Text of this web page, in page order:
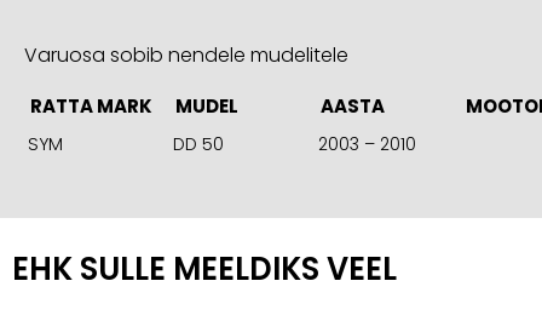
Varuosa sobib nendele mudelitele
RATTA MARK MUDEL AASTA
SYM DD 50 2003 – 2010
EHK SULLE MEELDIKS VEEL